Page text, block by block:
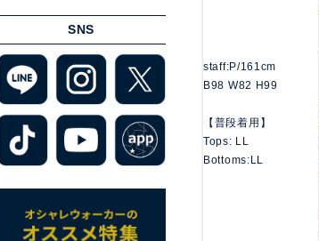
SNS
staff:P/161cm
B98 W82 H99
【普段着用】
Tops: LL
Bottoms:LL